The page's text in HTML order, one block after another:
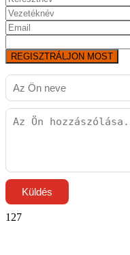
REGISZTRÁLJON MOST
Küldés
127